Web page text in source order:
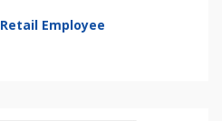
Retail Employee